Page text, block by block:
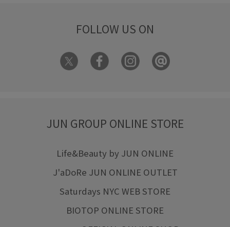
FOLLOW US ON
JUN GROUP ONLINE STORE
Life&Beauty by JUN ONLINE
J'aDoRe JUN ONLINE OUTLET
Saturdays NYC WEB STORE
BIOTOP ONLINE STORE